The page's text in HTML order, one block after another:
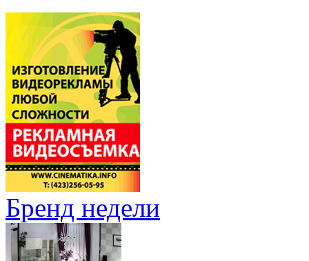
Бренд недели